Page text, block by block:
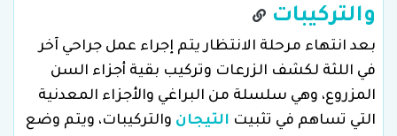
والتركيبات
بعد انتهاء مرحلة الانتظار يتم إجراء عمل جراحي آخر
في اللثة لكشف الزرعات وتركيب بقية أجزاء السن
المزروع، وهي سلسلة من البراغي والأجزاء المعدنية
التي تساهم في تثبيت التيجان والتركيبات، ويتم وضع